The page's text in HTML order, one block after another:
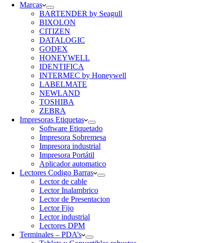
Marcas
BARTENDER by Seagull
BIXOLON
CITIZEN
DATALOGIC
GODEX
HONEYWELL
IDENTIFICA
INTERMEC by Honeywell
LABELMATE
NEWLAND
TOSHIBA
ZEBRA
Impresoras Etiquetas
Software Etiquetado
Impresora Sobremesa
Impresora industrial
Impresora Portátil
Aplicador automatico
Lectores Codigo Barras
Lector de cable
Lector Inalambrico
Lector de Presentacion
Lector Fijo
Lector industrial
Lectores DPM
Terminales – PDA’s